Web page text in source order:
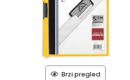
Brzi pregled